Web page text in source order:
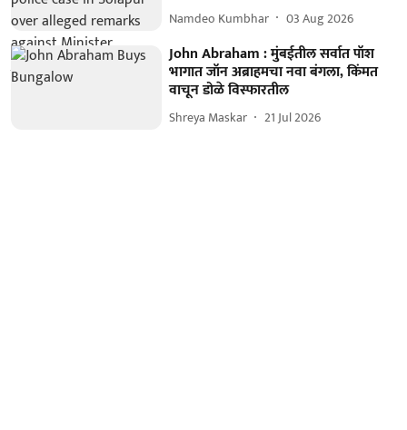
Namdeo Kumbhar 03 Aug 2026
John Abraham : मुंबईतील सर्वात पॉश
भागात जॉन अब्राहमचा नवा बंगला, किंमत
वाचून डोळे विस्फारतील
Shreya Maskar 21 Jul 2026